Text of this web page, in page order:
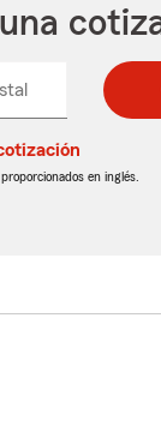
postal
de
postal
de
en inglés.